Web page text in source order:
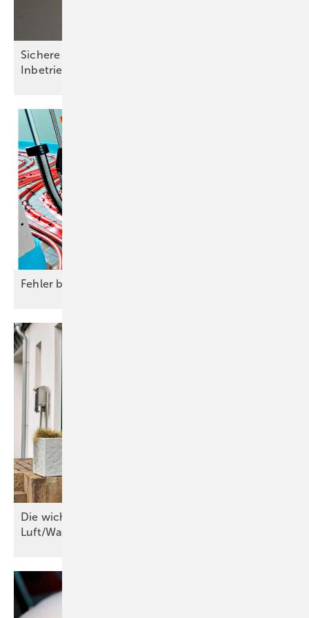
Sichere Installation und einfache
Inbetriebnahme
Fehler bei der Fußbodenheizung
Die wichtigsten Kriterien für
Luft/Wasser-Wärmepumpen